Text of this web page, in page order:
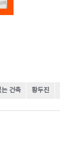
건축 황두진